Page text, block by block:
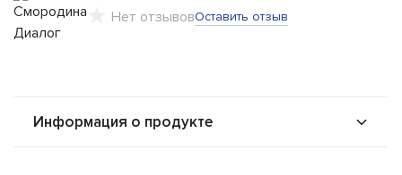
Нет отзывовОставить отзыв
Информация о продукте